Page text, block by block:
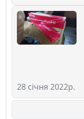
28 січня 2022р.